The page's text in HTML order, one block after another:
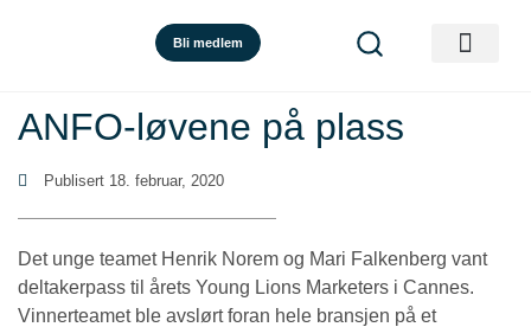
Bli medlem
ANFO-løvene på plass
Publisert 18. februar, 2020
Det unge teamet Henrik Norem og Mari Falkenberg vant
deltakerpass til årets Young Lions Marketers i Cannes.
Vinnerteamet ble avslørt foran hele bransjen på et